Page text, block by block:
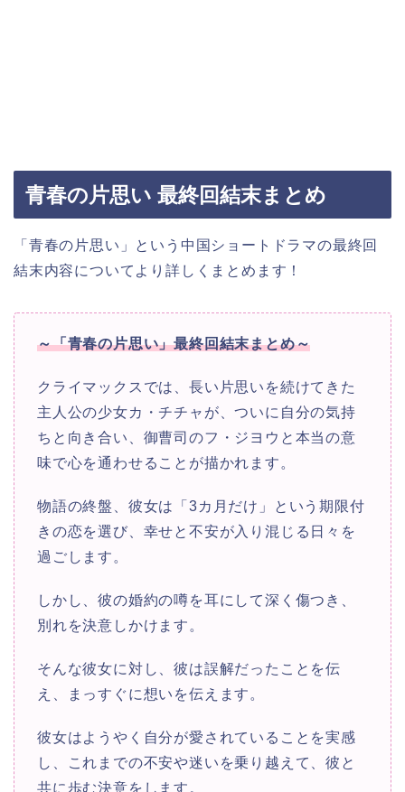
青春の片思い 最終回結末まとめ
「青春の片思い」という中国ショートドラマの最終回
結末内容についてより詳しくまとめます！
～「青春の片思い」最終回結末まとめ～
クライマックスでは、長い片思いを続けてきた
主人公の少女カ・チチャが、ついに自分の気持
ちと向き合い、御曹司のフ・ジヨウと本当の意
味で心を通わせることが描かれます。
物語の終盤、彼女は「3カ月だけ」という期限付
きの恋を選び、幸せと不安が入り混じる日々を
過ごします。
しかし、彼の婚約の噂を耳にして深く傷つき、
別れを決意しかけます。
そんな彼女に対し、彼は誤解だったことを伝
え、まっすぐに想いを伝えます。
彼女はようやく自分が愛されていることを実感
し、これまでの不安や迷いを乗り越えて、彼と
共に歩む決意をします。